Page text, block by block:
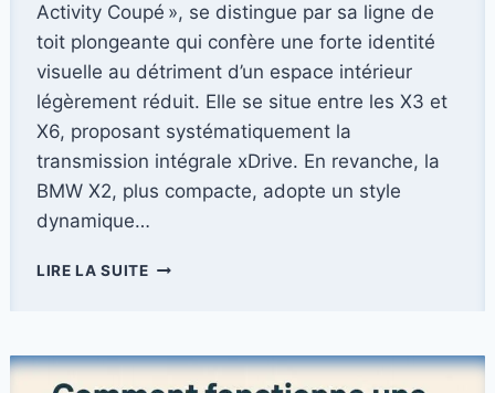
Activity Coupé », se distingue par sa ligne de
toit plongeante qui confère une forte identité
visuelle au détriment d’un espace intérieur
légèrement réduit. Elle se situe entre les X3 et
X6, proposant systématiquement la
transmission intégrale xDrive. En revanche, la
BMW X2, plus compacte, adopte un style
dynamique…
LIRE LA SUITEQUEL
LA
BMW